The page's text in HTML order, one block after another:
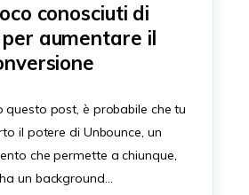
conosciuti di
aumentare il
questo post, è probabile che tu
il potere di Unbounce, un
che permette a chiunque,
un background…